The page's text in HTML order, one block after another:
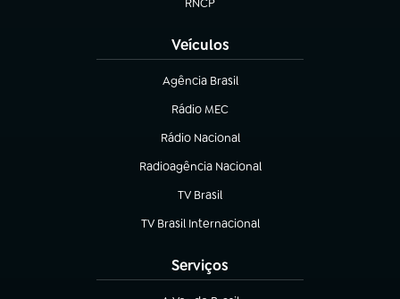
RNCP
(abre em nova aba)
Veículos
Agência Brasil
(abre em nova aba)
Rádio MEC
(abre em nova aba)
Rádio Nacional
Radioagência Nacional
(abre em nova aba)
TV Brasil
(abre em nova aba)
TV Brasil Internacional
(abre em nova aba)
Serviços